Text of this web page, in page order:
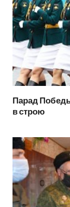
Парад
в строю